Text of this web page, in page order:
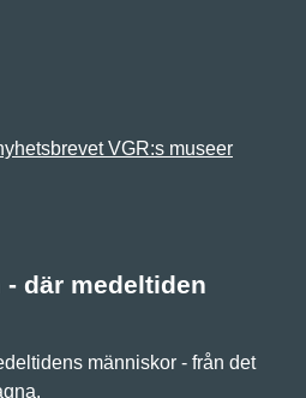
VGR:s museer
där medeltiden
människor - från det